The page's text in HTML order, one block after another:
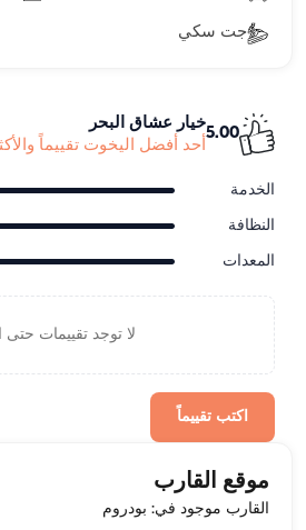
جت سكي
5.00
خيار عشاق البحر
أحد أفضل اليخوت تقييماً
الخدمة
النظافة
المعدات
لا توجد تقييمات حتى
اكتب تقييماً
موقع القارب
القارب موجود في: بودروم